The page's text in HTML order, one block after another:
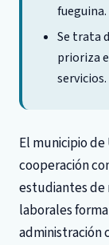
fueguina.
Se trata
prioriza
servicios.
El municipio
cooperación
estudiantes de
laborales
administración